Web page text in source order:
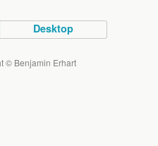
Desktop
© Benjamin Erhart